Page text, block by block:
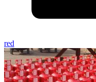
red